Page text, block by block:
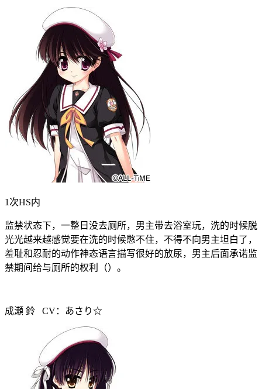
1次HS内
监禁状态下，一整日没去厕所，男主带去浴室玩，洗的时候脱
光光越来越感觉要在洗的时候憋不住，不得不向男主坦白了，
羞耻和忍耐的动作神态语言描写很好的放尿，男主后面承诺监
禁期间给与厕所的权利（）。
成瀬 鈴 CV：あさり☆